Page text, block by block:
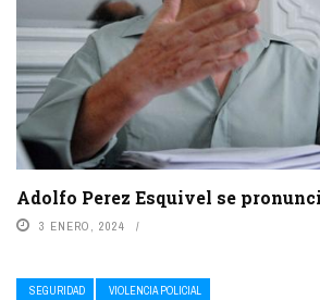
Adolfo Perez Esquivel se
3 ENERO, 2024
SEGURIDAD VIOLENCIA POLICIAL